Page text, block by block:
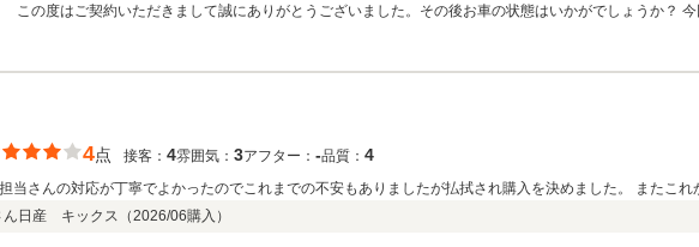
の度はご契約いただきまして誠にありがとうございました。その後お車の状態はいかがでしょうか？
4点 接客： 4雰囲気： 3アフター： ‐品質： 4
当さんの対応が丁寧でよかったのでこれまでの不安もありましたが払拭され購入を決めました。 またこれ
ん 日産 キックス（2026/06購入）